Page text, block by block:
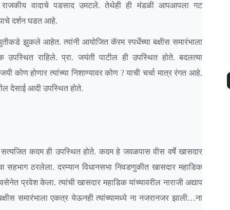
राजकीय वादाचे पडसाद उमटले. तेथेही ही मंडळी आपआपला गट
दर्शन घडत आहे.
झुकले आहेत. त्यांनी आयोजित कॅरम स्पर्धेच्या बक्षीस समारंभाला
राहिले. प्रा. जयंती पाटील ही उपस्थित होते. बदलत्या
कोण होणार त्यांच्या निशाण्यावर कोण ? याची चर्चा मात्र रंगत आहे.
देसाई आदी उपस्थित होते.
सत्यजित कदम ही उपस्थित होते. कदम हे जवळपास वीस वर्षे खासदार
सहभाग ठरलेला. दरम्यान विधानसभा निवडणुकीत खासदार महाडिक
प्रवेश केला. त्यांची खासदार महाडिक यांच्यावरील नाराजी अद्याप
समारंभाला एकत्र येऊनही त्यांच्यामध्ये ना नजरानजर झाली…ना